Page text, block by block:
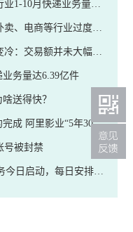
月快递业务量1051.7亿件
、电商等行业过度包装
：交易额并未大幅下滑
业务量达6.39亿件
送得快？
业“5年30部”内容目标再进阶
号被封禁
安排1350列以上动车组运送网购快递